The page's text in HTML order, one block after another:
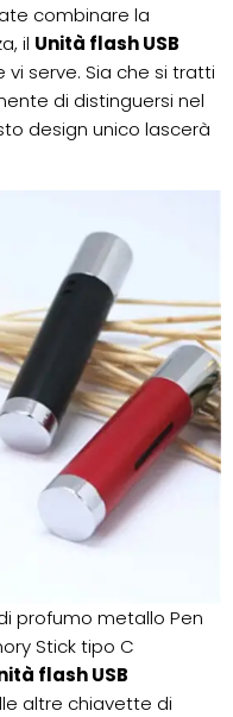
combinare la
il Unità flash USB
serve. Sia che si tratti
di distinguersi nel
design unico lascerà
profumo metallo Pen
Stick tipo C
flash USB
altre chiavette di